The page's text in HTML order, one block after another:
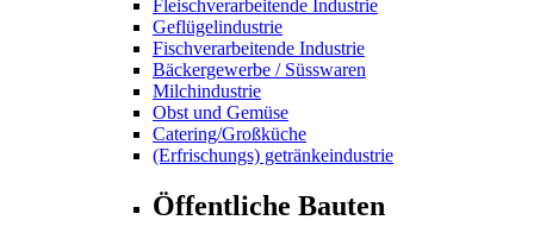
Fleischverarbeitende Industrie
Geflügelindustrie
Fischverarbeitende Industrie
Bäckergewerbe / Süsswaren
Milchindustrie
Obst und Gemüse
Catering/Großküche
(Erfrischungs) getränkeindustrie
Öffentliche Bauten